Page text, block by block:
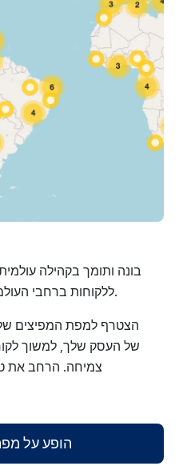
המציעים שירותי מעקב GPS ללקוחות ברחבי העולם.
הצטרף למפת המפיצים
של העסק שלך, למשוך
צמיחה. הרחב את
הופע על